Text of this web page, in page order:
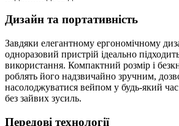
Дизайн та портативність
Завдяки елегантному ергономічному
одноразовий пристрій ідеально
використання. Компактний розмір і
роблять його надзвичайно зручним,
насолоджуватися вейпом у будь-який час
без зайвих зусиль.
Передові технології